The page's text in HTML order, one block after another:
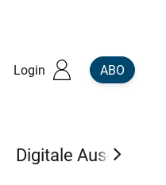
Login ABO
Digitale Ausgaben